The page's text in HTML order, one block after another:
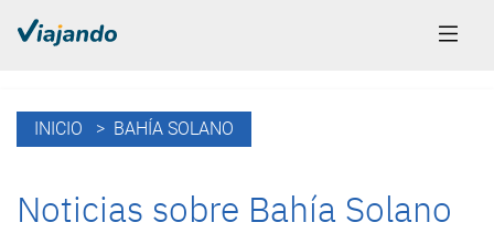
INICIO > BAHÍA SOLANO
Noticias sobre Bahía Solano